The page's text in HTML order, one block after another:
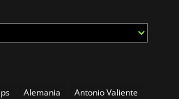
Alemania
Antonio Valiente